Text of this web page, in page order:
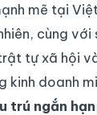
mẽ tại
cùng
tự xã hội
doanh
trú ngắn hạn